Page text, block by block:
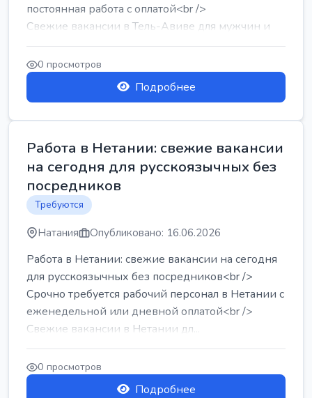
постоянная работа с оплатой<br />
Свежие вакансии в Тель-Авиве для мужчин и
женщин от хозя...
0 просмотров
Подробнее
Работа в Нетании: свежие вакансии
на сегодня для русскоязычных без
посредников
Требуются
Натания Опубликовано: 16.06.2026
Работа в Нетании: свежие вакансии на сегодня
для русскоязычных без посредников<br />
Срочно требуется рабочий персонал в Нетании с
еженедельной или дневной оплатой<br />
Свежие вакансии в Нетании дл...
0 просмотров
Подробнее